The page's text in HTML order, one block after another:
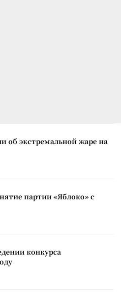
об экстремальной жаре на
партии «Яблоко» с
конкурса